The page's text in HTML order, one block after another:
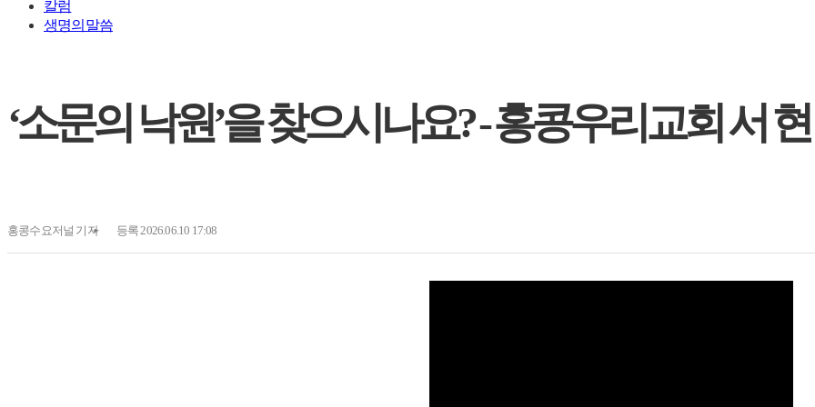
칼럼
생명의말씀
‘소문의 낙원’을 찾으시나요? - 홍콩우리교회 서
홍콩수요저널 기자 등록 2026.06.10 17:08